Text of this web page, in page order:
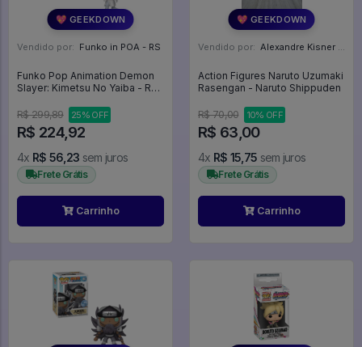
💖 GEEKDOWN
Vendido por: Funko in POA - RS
Funko Pop Animation Demon
Slayer: Kimetsu No Yaiba - Rui
Animation #1307
R$ 299,89 25% OFF
R$ 224,92
4x R$ 56,23 sem juros
Frete Grátis
Carrinho
💖 GEEKDOWN
Vendido por: Alexandre Kisner - PR
Action Figures Naruto Uzumaki
Rasengan - Naruto Shippuden
R$ 70,00 10% OFF
R$ 63,00
4x R$ 15,75 sem juros
Frete Grátis
Carrinho